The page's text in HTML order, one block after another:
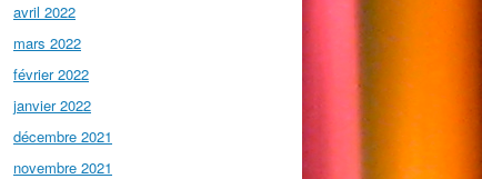
avril 2022
mars 2022
février 2022
janvier 2022
décembre 2021
novembre 2021